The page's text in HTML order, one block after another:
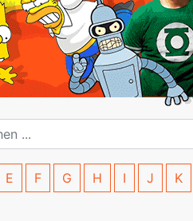
E F G H I J K